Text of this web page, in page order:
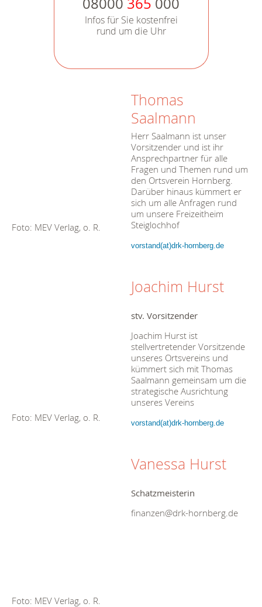
Infos für Sie kostenfrei
rund um die Uhr
Foto: MEV Verlag, o. R.
Thomas
Saalmann
Herr Saalmann ist unser
Vorsitzender und ist ihr
Ansprechpartner für alle
Fragen und Themen rund um
den Ortsverein Hornberg.
Darüber hinaus kümmert er
sich um alle Anfragen rund
um unsere Freizeitheim
Steiglochhof
vorstand(at)drk-hornberg.de
Foto: MEV Verlag, o. R.
Joachim Hurst
stv. Vorsitzender
Joachim Hurst ist
stellvertretender Vorsitzende
unseres Ortsvereins und
kümmert sich mit Thomas
Saalmann gemeinsam um die
strategische Ausrichtung
unseres Vereins
vorstand(at)drk-hornberg.de
Foto: MEV Verlag, o. R.
Vanessa Hurst
Schatzmeisterin
finanzen@drk-hornberg.de